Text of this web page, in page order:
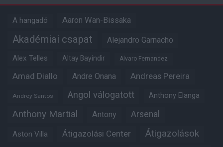
A hangadó Aaron Wan-Bissaka
Akadémiai csapat Alejandro Garnacho
Alex Telles Altay Bayindir Alvaro Fernandez
Amad Diallo Andre Onana Andreas Pereira
Andrey Santos Angol válogatott Anthony Elanga
Anthony Martial Antony Arsenal
Aston Villa Átigazolási Center Átigazolások